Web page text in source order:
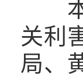
本
关利
局、